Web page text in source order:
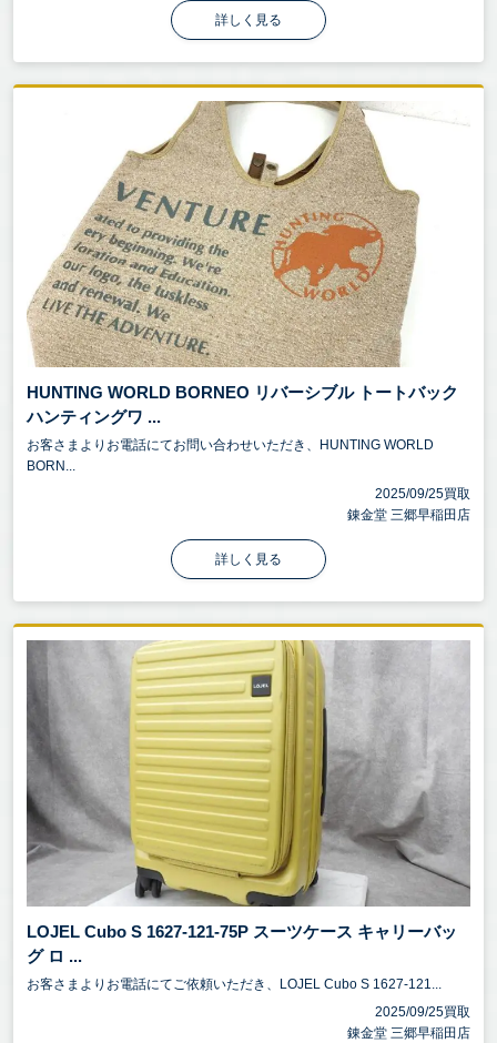
詳しく見る
HUNTING WORLD BORNEO リバーシブル トートバック
ハンティングワ ...
お客さまよりお電話にてお問い合わせいただき、HUNTING WORLD
BORN...
2025/09/25買取
錬金堂 三郷早稲田店
詳しく見る
LOJEL Cubo S 1627-121-75P スーツケース キャリーバッ
グ ロ ...
お客さまよりお電話にてご依頼いただき、LOJEL Cubo S 1627-121...
2025/09/25買取
錬金堂 三郷早稲田店